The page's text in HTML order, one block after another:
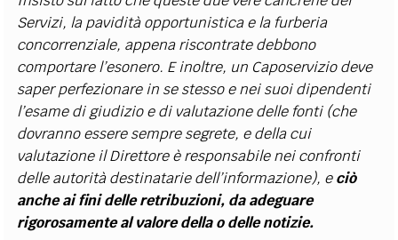
Servizi, la pavidità opportunistica e la furberia
concorrenziale, appena riscontrate debbono
comportare l’esonero. E inoltre, un Caposervizio deve
saper perfezionare in se stesso e nei suoi dipendenti
l’esame di giudizio e di valutazione delle fonti (che
dovranno essere sempre segrete, e della cui
valutazione il Direttore è responsabile nei confronti
delle autorità destinatarie dell’informazione), eciò
anche ai fini delle retribuzioni, da adeguare
rigorosamente al valore della o delle notizie.